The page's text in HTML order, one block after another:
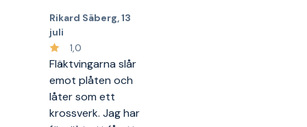
Rikard Säberg,13
juli
1,0
Fläktvingarna slår
emot plåten och
låter som ett
krossverk. Jag har